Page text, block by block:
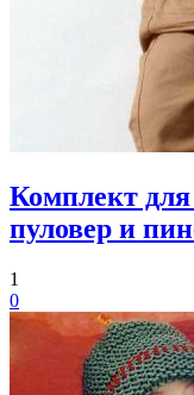
Комплект
пуловер и
1
0